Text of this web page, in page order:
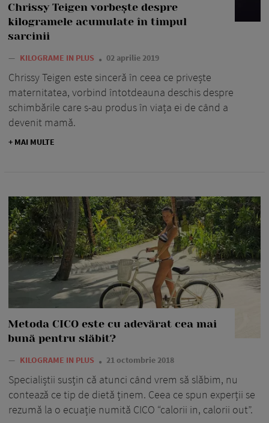
Chrissy Teigen vorbește despre
kilogramele acumulate în timpul
sarcinii
— KILOGRAME IN PLUS 02 aprilie 2019
Chrissy Teigen este sinceră în ceea ce privește
maternitatea, vorbind întotdeauna deschis despre
schimbările care s-au produs în viața ei de când a
devenit mamă.
+ MAI MULTE
Metoda CICO este cu adevărat cea mai
bună pentru slăbit?
— KILOGRAME IN PLUS 21 octombrie 2018
Specialiștii susțin că atunci când vrem să slăbim, nu
contează ce tip de dietă ținem. Ceea ce spun experții se
rezumă la o ecuație numită CICO “calorii in, calorii out”.